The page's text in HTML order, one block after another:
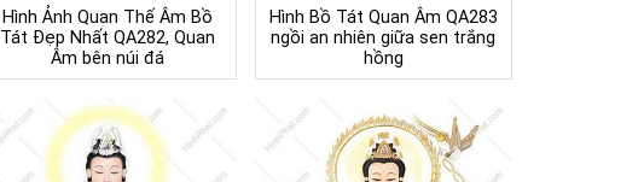
Hình Ảnh Quan Thế Âm Bồ
Tát Đẹp Nhất QA282, Quan
Âm bên núi đá
Hình Bồ Tát Quan Âm QA283
ngồi an nhiên giữa sen trắng
hồng